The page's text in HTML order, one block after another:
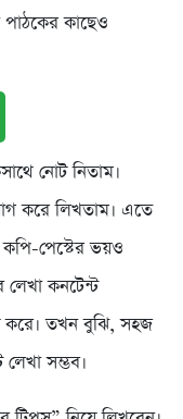
কাছেও
নোট নিতাম।
করে লিখতাম। এতে
কপি-পেস্টের ভয়ও
কনটেন্ট
তখন বুঝি, সহজ
সম্ভব।